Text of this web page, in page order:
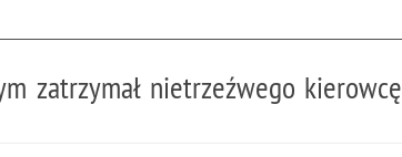
zatrzymał nietrzeźwego kierowcę